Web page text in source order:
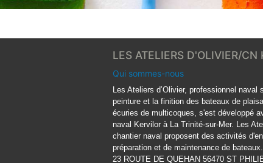
LES ATELIERS D'OLIVIER/CN
Qui sommes-nous
Les Ateliers d’Olivier, professionnel naval
peinture et la finition des bateaux de
écuries de multicoques, s'est développé
naval Kervilor à La Trinité-sur-Mer. Les
chantier naval proposent des activités
préparation et de maintenance de bateaux.
23 ROUTE DE QUEHAN 56470 ST